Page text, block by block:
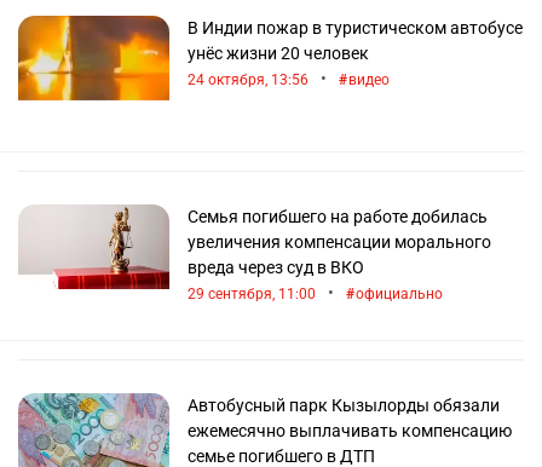
В Индии пожар в туристическом автобусе
унёс жизни 20 человек
24 октября, 13:56 • видео
Семья погибшего на работе добилась
увеличения компенсации морального
вреда через суд в ВКО
29 сентября, 11:00 • официально
Автобусный парк Кызылорды обязали
ежемесячно выплачивать компенсацию
семье погибшего в ДТП